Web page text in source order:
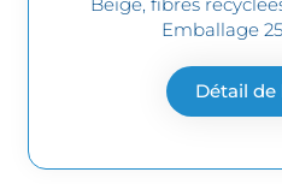
Beige, fibres
Emballage
Détail de